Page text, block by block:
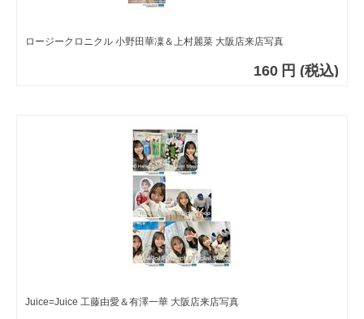
ロージークロニクル 小野田華凜＆上村麗菜 大阪店来店写真
160 円 (税込)
Juice=Juice 工藤由愛＆有澤一華 大阪店来店写真